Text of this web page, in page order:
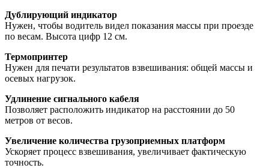
Дублирующий индикатор
Нужен, чтобы водитель видел показания массы при проезде
по весам. Высота цифр 12 см.
Термопринтер
Нужен для печати результатов взвешивания: общей массы и
осевых нагрузок.
Удлинение сигнального кабеля
Позволяет расположить индикатор на расстоянии до 50
метров от весов.
Увеличение количества грузоприемных платформ
Ускоряет процесс взвешивания, увеличивает фактическую
точность.